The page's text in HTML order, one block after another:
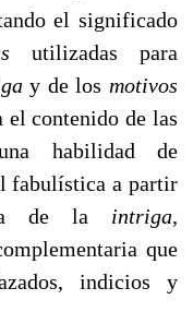
el significado
utilizadas para
y de los motivos
contenido de las
habilidad de
fabulística a partir
de la intriga,
que
indicios y